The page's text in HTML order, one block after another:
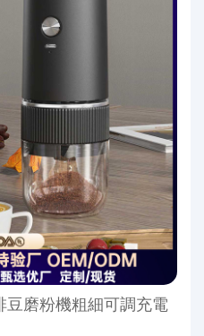
豆磨粉機粗細可調充電